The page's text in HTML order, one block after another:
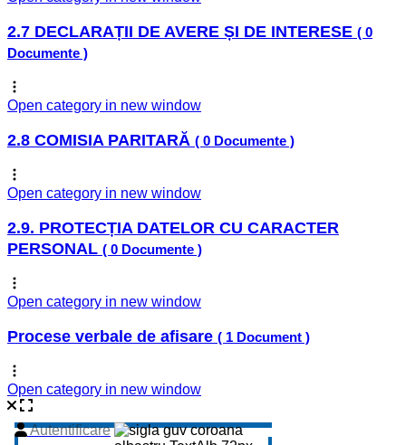
2.7 DECLARAȚII DE AVERE ȘI DE INTERESE ( 0
Documente )
Open category in new window
2.8 COMISIA PARITARĂ ( 0 Documente )
Open category in new window
2.9. PROTECȚIA DATELOR CU CARACTER
PERSONAL ( 0 Documente )
Open category in new window
Procese verbale de afisare ( 1 Document )
Open category in new window